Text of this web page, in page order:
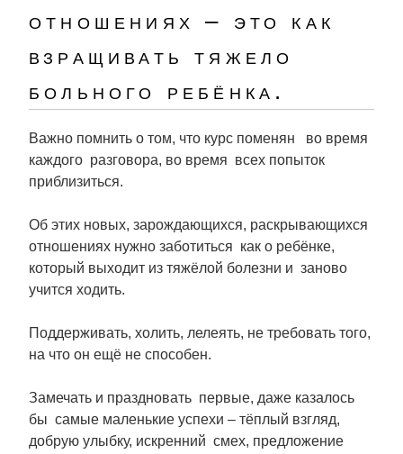
отношениях – это как
взращивать тяжело
больного ребёнка.
Важно помнить о том, что курс поменян во время
каждого разговора, во время всех попыток
приблизиться.
Об этих новых, зарождающихся, раскрывающихся
отношениях нужно заботиться как о ребёнке,
который выходит из тяжёлой болезни и заново
учится ходить.
Поддерживать, холить, лелеять, не требовать того,
на что он ещё не способен.
Замечать и праздновать первые, даже казалось
бы самые маленькие успехи – тёплый взгляд,
добрую улыбку, искренний смех, предложение